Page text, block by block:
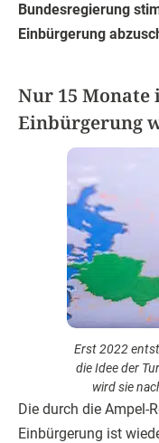
Bundesregierung
Einbürgerung
Nur 15
Einbürgerung
Erst 2022
die Idee der
wird sie
Die durch die Ampel-
Einbürgerung ist